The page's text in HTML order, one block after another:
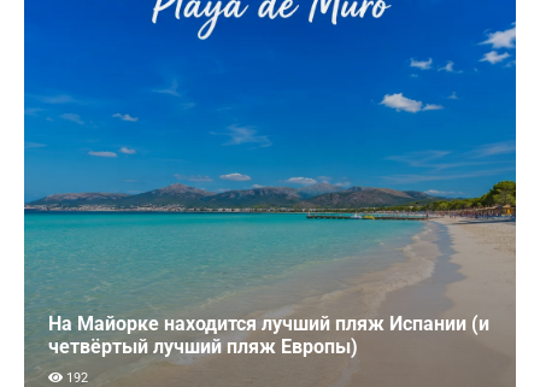
На Майорке находится лучший пляж Испании (и
четвёртый лучший пляж Европы)
192